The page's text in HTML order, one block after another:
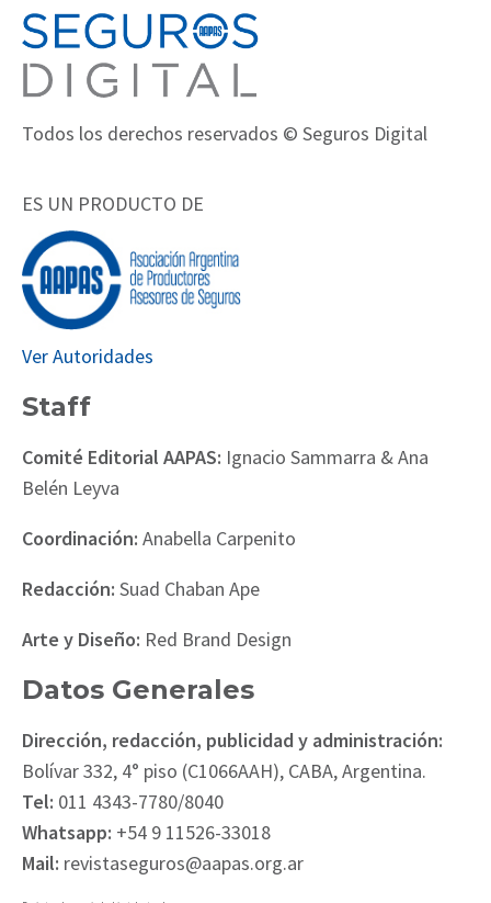
Todos los derechos reservados © Seguros Digital
ES UN PRODUCTO DE
Ver Autoridades
Staff
Comité Editorial AAPAS: Ignacio Sammarra & Ana
Belén Leyva
Coordinación: Anabella Carpenito
Redacción: Suad Chaban Ape
Arte y Diseño: Red Brand Design
Datos Generales
Dirección, redacción, publicidad y administración:
Bolívar 332, 4° piso (C1066AAH), CABA, Argentina.
Tel: 011 4343-7780/8040
Whatsapp: +54 9 11526-33018
Mail: revistaseguros@aapas.org.ar